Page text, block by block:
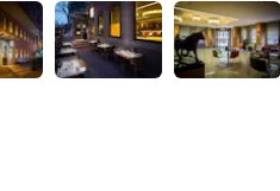
درباره ما
ارتباط با ما